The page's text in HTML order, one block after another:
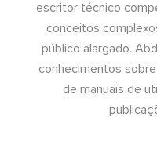
escritor técnico
conceitos
público alargado.
conhecimentos
de manuais de